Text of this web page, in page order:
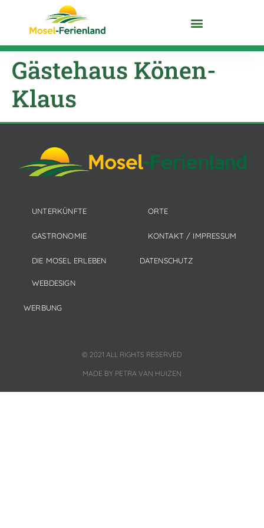
Gästehaus Könen-
Klaus
UNTERKÜNFTE
GASTRONOMIE
DIE MOSEL ERLEBEN
ORTE
KONTAKT / IMPRESSUM
DATENSCHUTZ
WEBDESIGN
WERBUNG
© 2021 ALL RIGHTS RESERVED
MADE BY PETRA VAN HUIZEN